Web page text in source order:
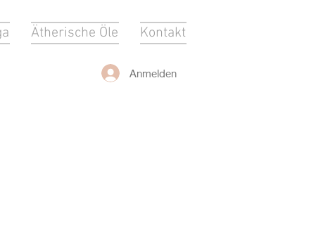
Ätherische Öle Kontakt
Anmelden